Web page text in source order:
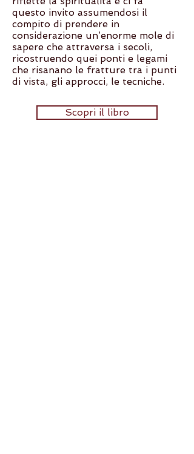
questo invito assumendosi il
compito di prendere in
considerazione un’enorme mole di
sapere che attraversa i secoli,
ricostruendo quei ponti e legami
che risanano le fratture tra i punti
di vista, gli approcci, le tecniche.
Scopri il libro